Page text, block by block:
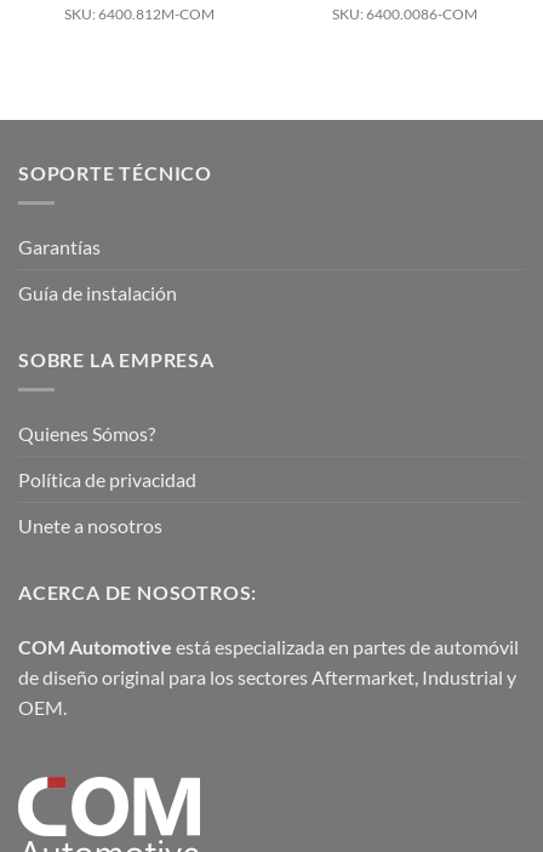
SKU: 6400.812M-COM SKU: 6400.0086-COM
SOPORTE TÉCNICO
Garantías
Guía de instalación
SOBRE LA EMPRESA
Quienes Sómos?
Política de privacidad
Unete a nosotros
ACERCA DE NOSOTROS:
COM Automotive está especializada en partes de automóvil
de diseño original para los sectores Aftermarket, Industrial y
OEM.